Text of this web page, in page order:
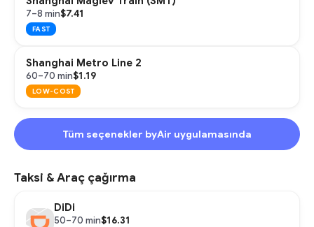
7–8 min$7.41
FAST
Shanghai Metro Line 2
60–70 min$1.19
LOW-COST
Tüm seçenekler byAir uygulamasında
Taksi & Araç çağırma
DiDi
50–70 min$16.31